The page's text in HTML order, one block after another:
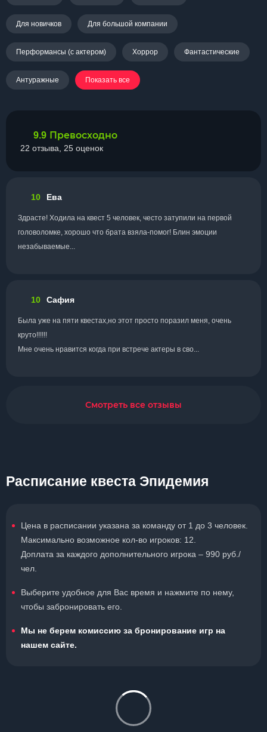
Для новичков Для большой компании
Перформансы (с актером) Хоррор Фантастические
Антуражные Показать все
9.9 Превосходно
22 отзыва, 25 оценок
10 Ева
Здрасте! Ходила на квест 5 человек, често затупили на первой
головоломке, хорошо что брата взяла-помог! Блин эмоции
незабываемые...
10 Сафия
Была уже на пяти квестах,но этот просто поразил меня, очень
круто!!!!!!
Мне очень нравится когда при встрече актеры в сво...
Смотреть все отзывы
Расписание квеста Эпидемия
Цена в расписании указана за команду от 1 до 3 человек.
Максимально возможное кол-во игроков: 12.
Доплата за каждого дополнительного игрока – 990 руб./
чел.
Выберите удобное для Вас время и нажмите по нему,
чтобы забронировать его.
Мы не берем комиссию за бронирование игр на
нашем сайте.